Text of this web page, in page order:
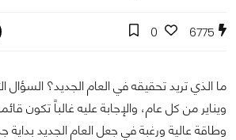
6775
0
ما الذي تريد تحقيقه في العام الجديد؟ السؤال
ويناير من كل عام، والإجابة عليه غالباً تكون
وطاقة عالية ورغبة في جعل العام الجديد بداية